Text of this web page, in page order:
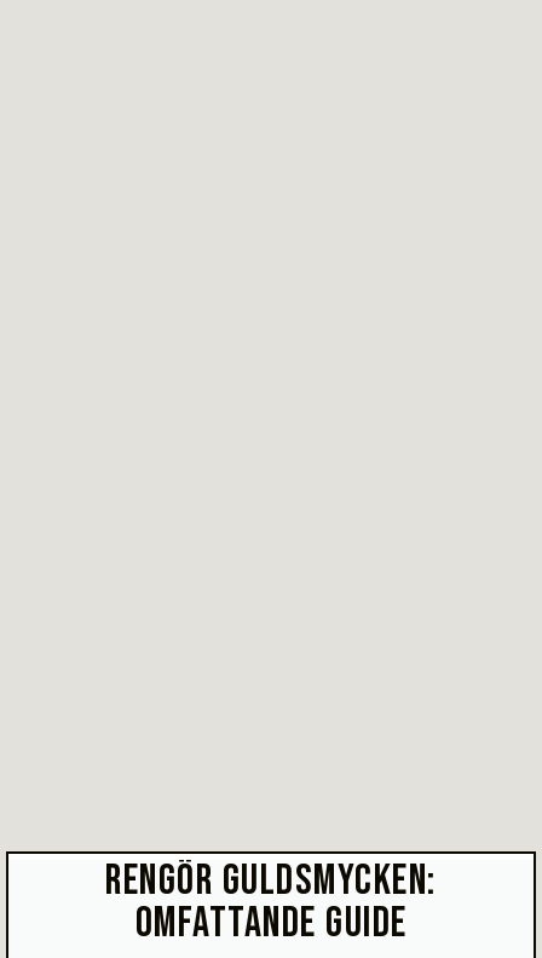
RENGÖR GULDSMYCKEN:
OMFATTANDE GUIDE